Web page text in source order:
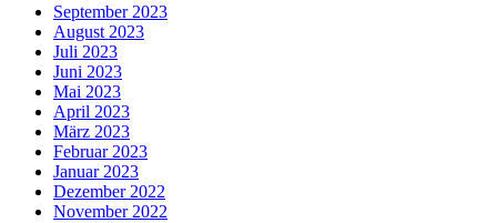
September 2023
August 2023
Juli 2023
Juni 2023
Mai 2023
April 2023
März 2023
Februar 2023
Januar 2023
Dezember 2022
November 2022